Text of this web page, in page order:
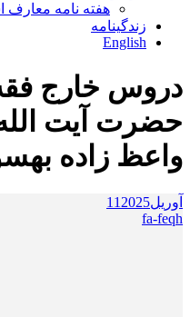
هفته نامه معارف
زندگینامه
English
دروس خارج
حضرت آیت
واعظ زاده
آوریل 11 2025
fa-feqh